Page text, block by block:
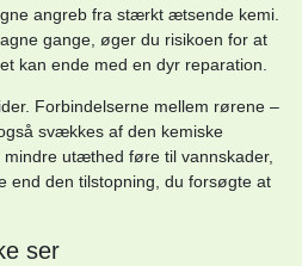
angreb fra stærkt ætsende kemi.
gange, øger du risikoen for at
kan ende med en dyr reparation.
Forbindelserne mellem rørene –
svækkes af den kemiske
utæthed føre til vannskader,
end den tilstopning, du forsøgte at
ser